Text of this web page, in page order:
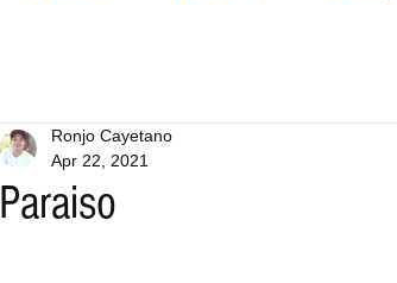
Paraiso
Ronjo Cayetano
Apr 22, 2021